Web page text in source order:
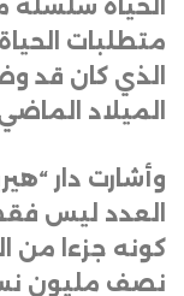
الحياة
متطلبات
الذي كان قد
الميلاد
وأشارت دار
العدد ليس فقط
كونه جزءا من
نصف مليون